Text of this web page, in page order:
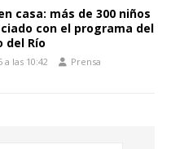
casa: más de 300 niños
con el programa del
del Río
a las 10:42 Prensa